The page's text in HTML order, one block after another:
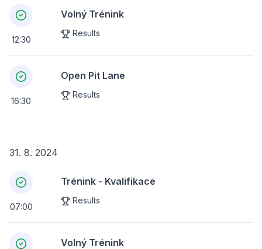
12:30
Volný Trénink
Results
16:30
Open Pit Lane
Results
31. 8. 2024
07:00
Trénink - Kvalifikace
Results
Volný Trénink